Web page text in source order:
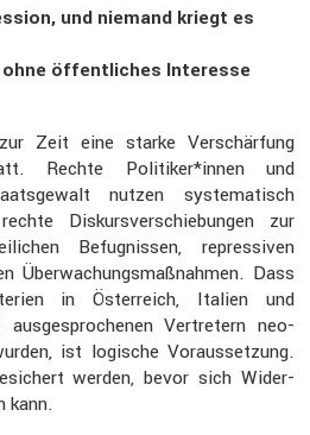
und niemand kriegt es
öffent­li­ches Inter­esse
Zeit eine starke Verschär­fung
Rechte Politiker*innen und
nutzen syste­ma­tisch
Diskurs­ver­schie­bungen zur
Befug­nissen, repres­siven
Überwa­chungs­maß­nahmen. Dass
in Öster­reich, Italien und
Vertre­tern neo-
ist logische Voraus­set­zung.
werden, bevor sich Wider­
kann.